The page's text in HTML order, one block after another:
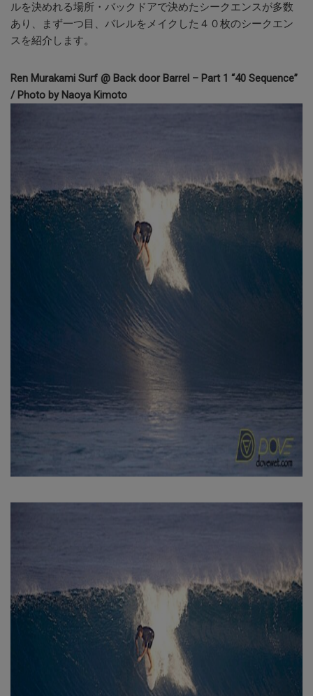
ルを決めれる場所・バックドアで決めたシークエンスが多数
あり、まず一つ目、バレルをメイクした４０枚のシークエン
スを紹介します。
Ren Murakami Surf @ Back door Barrel – Part 1 “40 Sequence”
/ Photo by Naoya Kimoto